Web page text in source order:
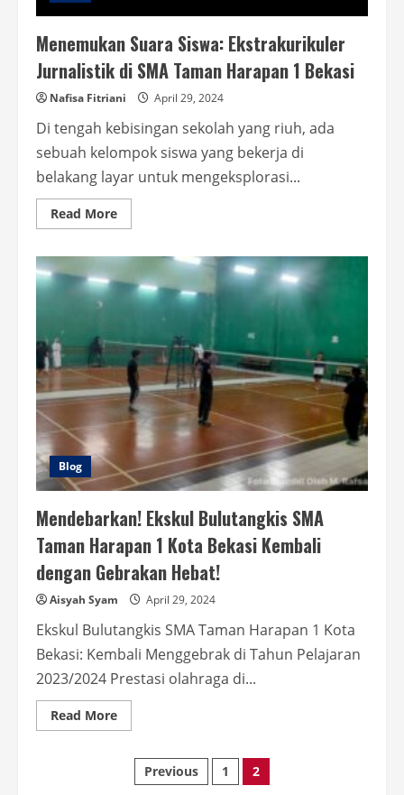
Menemukan Suara Siswa: Ekstrakurikuler
Jurnalistik di SMA Taman Harapan 1 Bekasi
Nafisa Fitriani April 29, 2024
Di tengah kebisingan sekolah yang riuh, ada
sebuah kelompok siswa yang bekerja di
belakang layar untuk mengeksplorasi...
Read MoreRead
more
Suara
Siswa:
Ekstrakurikuler
Jurnalistik
Taman
Harapan
1
Bekasi
Blog
Mendebarkan! Ekskul Bulutangkis SMA
Taman Harapan 1 Kota Bekasi Kembali
dengan Gebrakan Hebat!
Aisyah Syam April 29, 2024
Ekskul Bulutangkis SMA Taman Harapan 1 Kota
Bekasi: Kembali Menggebrak di Tahun Pelajaran
2023/2024 Prestasi olahraga di...
Read MoreRead
more
Ekskul
Bulutangkis
SMAPosts
Previous 1 2